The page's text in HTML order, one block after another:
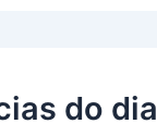
do dia